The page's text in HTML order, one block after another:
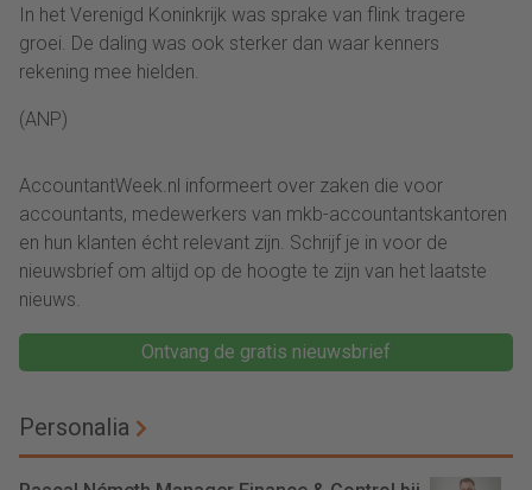
In het Verenigd Koninkrijk was sprake van flink tragere
groei. De daling was ook sterker dan waar kenners
rekening mee hielden.
(ANP)
AccountantWeek.nl informeert over zaken die voor
accountants, medewerkers van mkb-accountantskantoren
en hun klanten écht relevant zijn. Schrijf je in voor de
nieuwsbrief om altijd op de hoogte te zijn van het laatste
nieuws.
Ontvang de gratis nieuwsbrief
Personalia